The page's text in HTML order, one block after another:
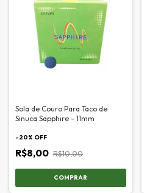
Sola de Couro Para Taco de
Sinuca Sapphire - 11mm
-20% OFF
R$8,00 R$10,00